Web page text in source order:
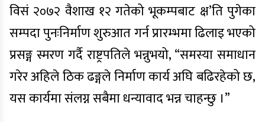
विसं २०७२ वैशाख १२ गतेको भूकम्पबाट क्ष’ति पुगेका
सम्पदा पुनःनिर्माण शुरुआत गर्न प्रारम्भमा ढिलाइ भएको
प्रसङ्ग स्मरण गर्दै राष्ट्रपतिले भन्नुभयो, “समस्या समाधान
गरेर अहिले ठिक ढङ्गले निर्माण कार्य अघि बढिरहेको छ,
यस कार्यमा संलग्न सबैमा धन्यावाद भन्न चाहन्छु ।”